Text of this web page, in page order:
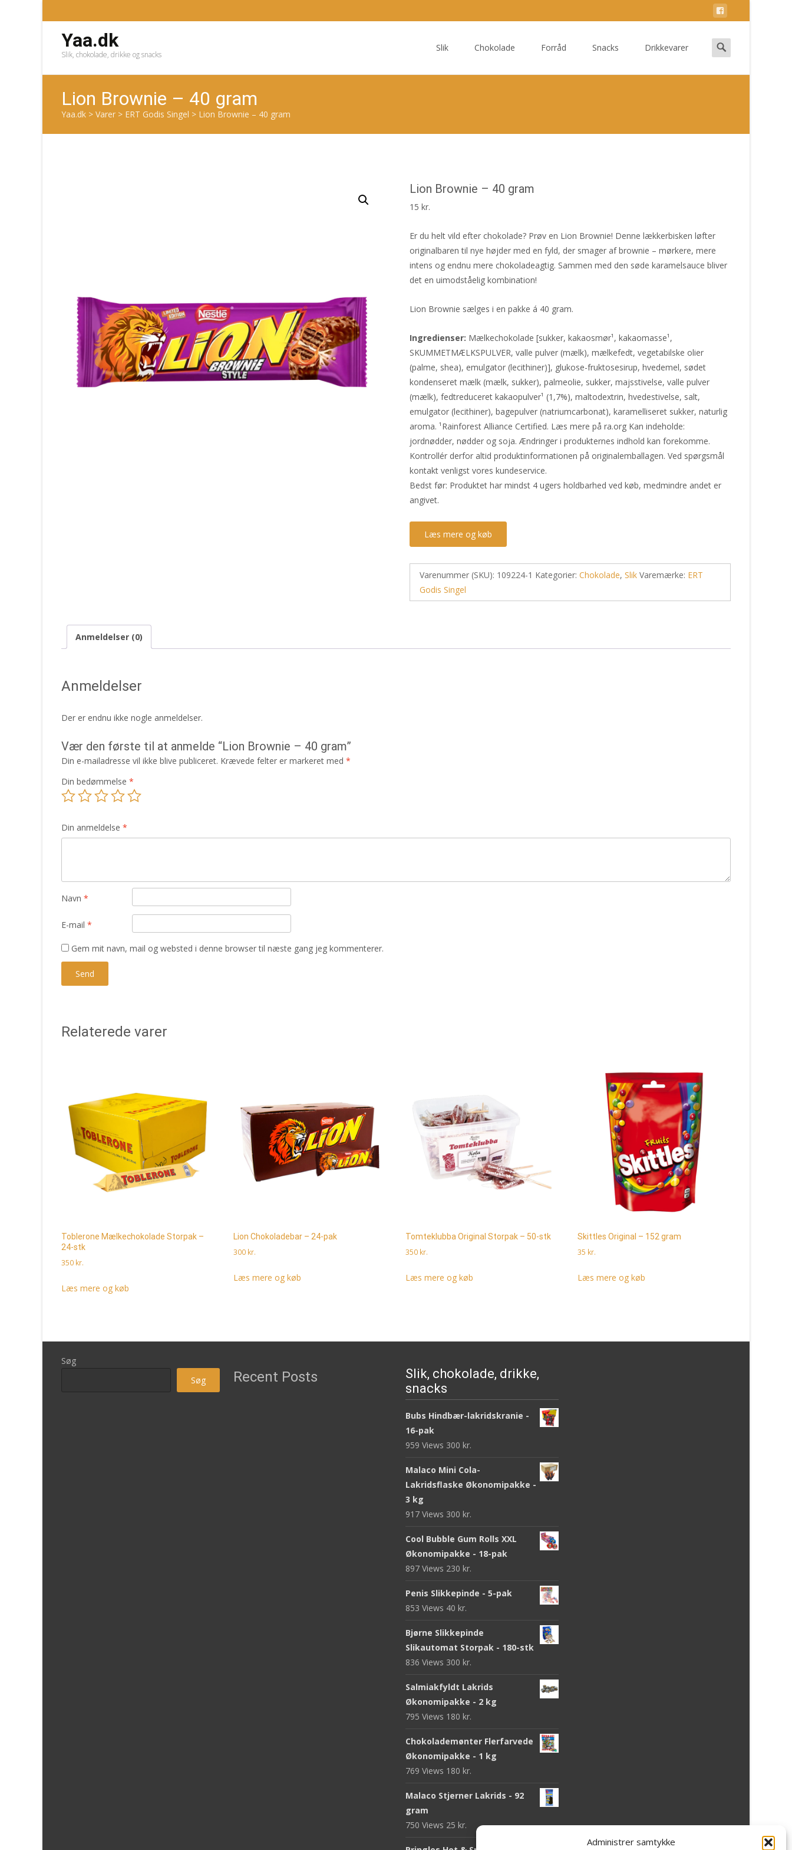
Administrer samtykke
Yaa.dk
Slik, chokolade, drikke og snacks
Slik Chokolade Forråd Snacks Drikkevarer
Search
for:
Lion Brownie – 40 gram
Yaa.dk > Varer > ERT Godis Singel > Lion Brownie – 40 gram
Lion Brownie – 40 gram
15 kr.
Er du helt vild efter chokolade? Prøv en Lion Brownie! Denne lækkerbisken løfter
originalbaren til nye højder med en fyld, der smager af brownie – mørkere, mere
intens og endnu mere chokoladeagtig. Sammen med den søde karamelsauce bliver
det en uimodståelig kombination!
Lion Brownie sælges i en pakke á 40 gram.
Ingredienser: Mælkechokolade [sukker, kakaosmør¹, kakaomasse¹,
SKUMMETMÆLKSPULVER, valle pulver (mælk), mælkefedt, vegetabilske olier
(palme, shea), emulgator (lecithiner)], glukose-fruktosesirup, hvedemel, sødet
kondenseret mælk (mælk, sukker), palmeolie, sukker, majsstivelse, valle pulver
(mælk), fedtreduceret kakaopulver¹ (1,7%), maltodextrin, hvedestivelse, salt,
emulgator (lecithiner), bagepulver (natriumcarbonat), karamelliseret sukker, naturlig
aroma. ¹Rainforest Alliance Certified. Læs mere på ra.org Kan indeholde:
jordnødder, nødder og soja. Ændringer i produkternes indhold kan forekomme.
Kontrollér derfor altid produktinformationen på originalemballagen. Ved spørgsmål
kontakt venligst vores kundeservice.
Bedst før: Produktet har mindst 4 ugers holdbarhed ved køb, medmindre andet er
angivet.
Læs mere og køb
Varenummer (SKU): 109224-1 Kategorier: Chokolade, Slik Varemærke: ERT
Godis Singel
Anmeldelser (0)
Anmeldelser
Der er endnu ikke nogle anmeldelser.
Vær den første til at anmelde “Lion Brownie – 40 gram”
Din e-mailadresse vil ikke blive publiceret. Krævede felter er markeret med *
Din bedømmelse *
Din anmeldelse *
Navn *
E-mail *
Gem mit navn, mail og websted i denne browser til næste gang jeg kommenterer.
Relaterede varer
Toblerone Mælkechokolade Storpak –
24-stk
350 kr.
Læs mere og køb
Lion Chokoladebar – 24-pak
300 kr.
Læs mere og køb
Tomteklubba Original Storpak – 50-stk
350 kr.
Læs mere og køb
Skittles Original – 152 gram
35 kr.
Læs mere og køb
Søg
Søg
Recent Posts
Slik, chokolade, drikke,
snacks
Bubs Hindbær-lakridskranie -
16-pak
959 Views 300 kr.
Malaco Mini Cola-
Lakridsflaske Økonomipakke -
3 kg
917 Views 300 kr.
Cool Bubble Gum Rolls XXL
Økonomipakke - 18-pak
897 Views 230 kr.
Penis Slikkepinde - 5-pak
853 Views 40 kr.
Bjørne Slikkepinde
Slikautomat Storpak - 180-stk
836 Views 300 kr.
Salmiakfyldt Lakrids
Økonomipakke - 2 kg
795 Views 180 kr.
Chokolademønter Flerfarvede
Økonomipakke - 1 kg
769 Views 180 kr.
Malaco Stjerner Lakrids - 92
gram
750 Views 25 kr.